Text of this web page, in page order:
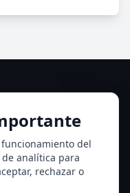
funcionamiento del
de analítica para
rechazar o